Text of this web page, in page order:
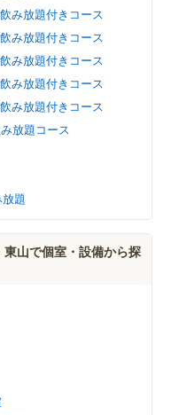
み放題付きコース
み放題付きコース
み放題付きコース
み放題付きコース
み放題付きコース
放題コース
題
山で個室・設備から探